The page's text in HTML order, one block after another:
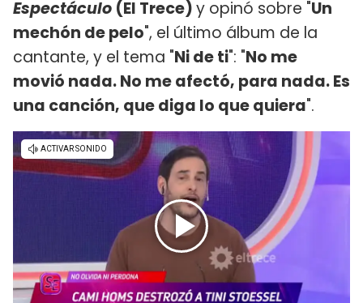
Espectáculo (El Trece)y opinó sobre "Un
mechón de pelo", el último álbum de la
cantante, y el tema "Ni de ti": "No me
movió nada. No me afectó, para nada. Es
una canción, que diga lo que quiera".